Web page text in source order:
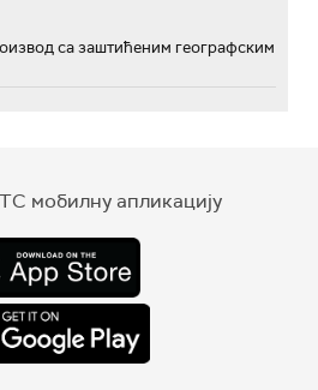
са заштићеним географским
мобилну апликацију